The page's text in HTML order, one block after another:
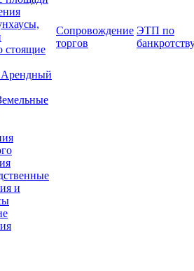
стоящие
и
Сопровождение
торгов
ЭТП по